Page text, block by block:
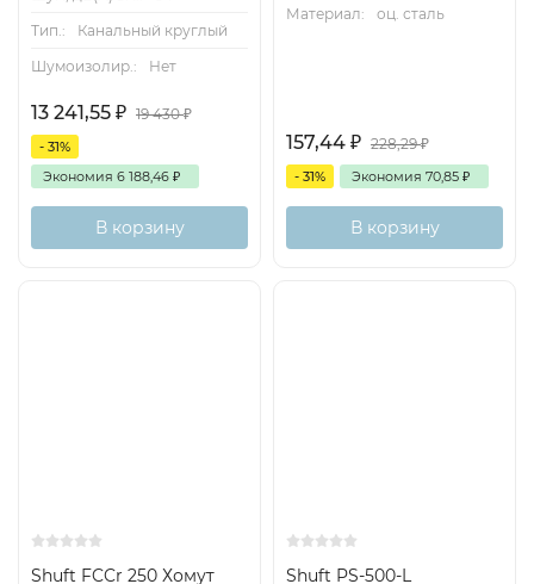
Тип.:
Канальный круглый
Шумоизолир.:
Нет
13 241,55 ₽ 19 430₽
- 31%
Экономия 6 188,46 ₽
В корзину
Материал:
оц. сталь
157,44 ₽ 228,29₽
- 31% Экономия 70,85 ₽
В корзину
Shuft FCCr 250 Хомут
Shuft PS-500-L